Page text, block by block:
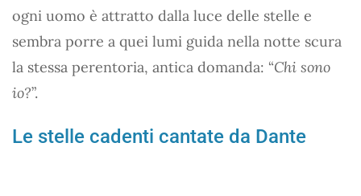
ogni uomo è attratto dalla luce delle stelle e
sembra porre a quei lumi guida nella notte scura
la stessa perentoria, antica domanda: “Chi sono
io?”.
Le stelle cadenti cantate da Dante